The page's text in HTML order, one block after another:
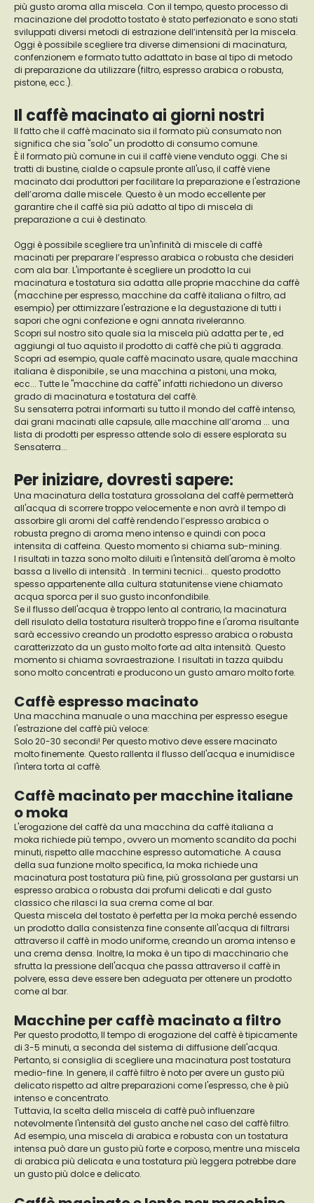
più gusto aroma alla miscela. Con il tempo, questo processo di
macinazione del prodotto tostato è stato perfezionato e sono stati
sviluppati diversi metodi di estrazione dell’intensità per la miscela.
Oggi è possibile scegliere tra diverse dimensioni di macinatura,
confenzionem e formato tutto adattato in base al tipo di metodo
di preparazione da utilizzare (filtro, espresso arabica o robusta,
pistone, ecc.).
Il caffè macinato ai giorni nostri
Il fatto che il caffè macinato sia il formato più consumato non
significa che sia "solo" un prodotto di consumo comune.
È il formato più comune in cui il caffè viene venduto oggi. Che si
tratti di bustine, cialde o capsule pronte all'uso, il caffè viene
macinato dai produttori per facilitare la preparazione e l'estrazione
dell’aroma dalle miscele. Questo è un modo eccellente per
garantire che il caffè sia più adatto al tipo di miscela di
preparazione a cui è destinato.
Oggi è possibile scegliere tra un'infinità di miscele di caffè
macinati per preparare l’espresso arabica o robusta che desideri
com ala bar. L'importante è scegliere un prodotto la cui
macinatura e tostatura sia adatta alle proprie macchine da caffè
(macchine per espresso, macchine da caffè italiana o filtro, ad
esempio) per ottimizzare l'estrazione e la degustazione di tutti i
sapori che ogni confezione e ogni annata riveleranno.
Scopri sul nostro sito quale sia la miscela più adatta per te , ed
aggiungi al tuo aquisto il prodotto di caffè che più ti aggrada.
Scopri ad esempio, quale caffè macinato usare, quale macchina
italiana è disponibile , se una macchina a pistoni, una moka,
ecc... Tutte le "macchine da caffè" infatti richiedono un diverso
grado di macinatura e tostatura del caffè.
Su sensaterra potrai informarti su tutto il mondo del caffè intenso,
dai grani macinati alle capsule, alle macchine all’aroma ... una
lista di prodotti per espresso attende solo di essere esplorata su
Sensaterra...
Per iniziare, dovresti sapere:
Una macinatura della tostatura grossolana del caffè permetterà
all'acqua di scorrere troppo velocemente e non avrà il tempo di
assorbire gli aromi del caffè rendendo l’espresso arabica o
robusta pregno di aroma meno intenso e quindi con poca
intensita di caffeina. Questo momento si chiama sub-mining.
I risultati in tazza sono molto diluiti e l'intensità dell'aroma è molto
bassa a livello di intensità . In termini tecnici... questo prodotto
spesso appartenente alla cultura statunitense viene chiamato
acqua sporca per il suo gusto inconfondibile.
Se il flusso dell'acqua è troppo lento al contrario, la macinatura
dell risulato della tostatura risulterà troppo fine e l'aroma risultante
sarà eccessivo creando un prodotto espresso arabica o robusta
caratterizzato da un gusto molto forte ad alta intensità. Questo
momento si chiama sovraestrazione. I risultati in tazza quibdu
sono molto concentrati e producono un gusto amaro molto forte.
Caffè espresso macinato
Una macchina manuale o una macchina per espresso esegue
l'estrazione del caffè più veloce:
Solo 20-30 secondi! Per questo motivo deve essere macinato
molto finemente. Questo rallenta il flusso dell'acqua e inumidisce
l'intera torta al caffè.
Caffè macinato per macchine italiane
o moka
L'erogazione del caffè da una macchina da caffè italiana a
moka richiede più tempo , ovvero un momento scandito da pochi
minuti, rispetto alle macchine espresso automatiche. A causa
della sua funzione molto specifica, la moka richiede una
macinatura post tostatura più fine, più grossolana per gustarsi un
espresso arabica o robusta dai profumi delicati e dal gusto
classico che rilasci la sua crema come al bar.
Questa miscela del tostato è perfetta per la moka perché essendo
un prodotto dalla consistenza fine consente all'acqua di filtrarsi
attraverso il caffè in modo uniforme, creando un aroma intenso e
una crema densa. Inoltre, la moka è un tipo di macchinario che
sfrutta la pressione dell'acqua che passa attraverso il caffè in
polvere, essa deve essere ben adeguata per ottenere un prodotto
come al bar.
Macchine per caffè macinato a filtro
Per questo prodotto, Il tempo di erogazione del caffè è tipicamente
di 3-5 minuti, a seconda del sistema di diffusione dell'acqua.
Pertanto, si consiglia di scegliere una macinatura post tostatura
medio-fine. In genere, il caffè filtro è noto per avere un gusto più
delicato rispetto ad altre preparazioni come l'espresso, che è più
intenso e concentrato.
Tuttavia, la scelta della miscela di caffè può influenzare
notevolmente l'intensità del gusto anche nel caso del caffè filtro.
Ad esempio, una miscela di arabica e robusta con un tostatura
intensa può dare un gusto più forte e corposo, mentre una miscela
di arabica più delicata e una tostatura più leggera potrebbe dare
un gusto più dolce e delicato.